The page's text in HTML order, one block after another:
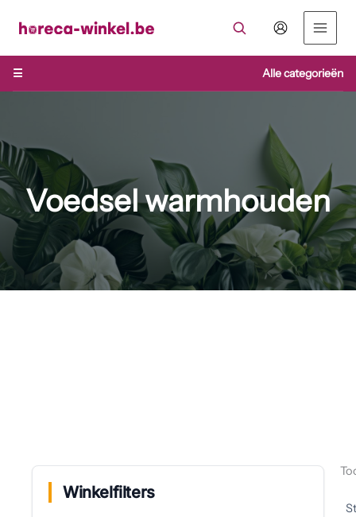
naar
inhoud
☰
Alle categorieën
Voedsel warmhouden
Winkelfilters